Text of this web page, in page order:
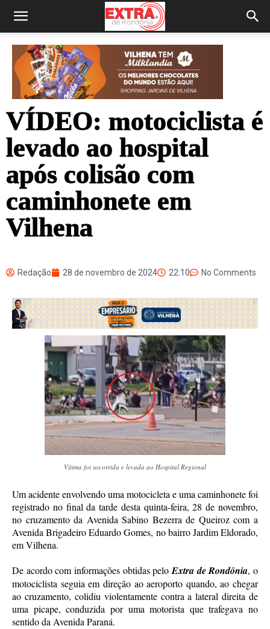
VÍDEO: motociclista é
levado ao hospital
após colisão com
caminhonete em
Vilhena
Redação 28 de novembro de 2024 22:10 No Comments
Vítima foi socorrida e levada ao Hospital Regional
Um acidente envolvendo uma motocicleta e uma caminhonete foi
registrado no final da tarde desta quinta-feira, 28 de novembro,
no cruzamento da Avenida Sabino Bezerra de Queiroz com a
Avenida Brigadeiro Eduardo Gomes, no bairro Jardim Eldorado,
em Vilhena.
De acordo com informações obtidas pelo Extra de Rondônia, o
motociclista seguia em direção ao aeroporto quando, ao chegar
ao cruzamento, colidiu violentamente contra a lateral direita de
uma picape, conduzida por uma motorista que trafegava no
sentido da Avenida Paraná.